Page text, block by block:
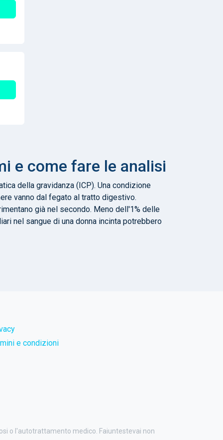
e come fare le analisi
della gravidanza (ICP). Una condizione
vanno dal fegato al tratto digestivo.
già nel secondo. Meno dell'1% delle
nel sangue di una donna incinta potrebbero
e condizioni
o l'autotrattamento medico. Faiuntestevai non